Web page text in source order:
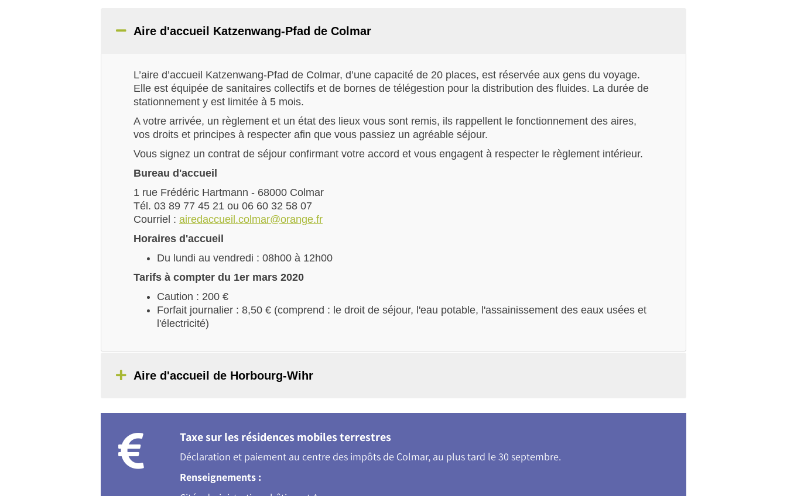
Aire d'accueil Katzenwang-Pfad de Colmar
L’aire d’accueil Katzenwang-Pfad de Colmar, d’une capacité de 20 places, est réservée aux gens du voyage.
Elle est équipée de sanitaires collectifs et de bornes de télégestion pour la distribution des fluides. La durée de
stationnement y est limitée à 5 mois.
A votre arrivée, un règlement et un état des lieux vous sont remis, ils rappellent le fonctionnement des aires,
vos droits et principes à respecter afin que vous passiez un agréable séjour.
Vous signez un contrat de séjour confirmant votre accord et vous engagent à respecter le règlement intérieur.
Bureau d'accueil
1 rue Frédéric Hartmann - 68000 Colmar
Tél. 03 89 77 45 21 ou 06 60 32 58 07
Courriel : airedaccueil.colmar@orange.fr
Horaires d'accueil
Du lundi au vendredi : 08h00 à 12h00
Tarifs à compter du 1er mars 2020
Caution : 200 €
Forfait journalier : 8,50 € (comprend : le droit de séjour, l'eau potable, l'assainissement des eaux usées et
l'électricité)
Aire d'accueil de Horbourg-Wihr
Taxe sur les résidences mobiles terrestres
Déclaration et paiement au centre des impôts de Colmar, au plus tard le 30 septembre.
Renseignements :